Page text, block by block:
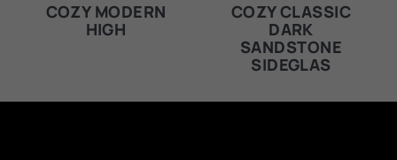
COZY MODERN
HIGH
COZY CLASSIC
DARK
SANDSTONE
SIDEGLAS